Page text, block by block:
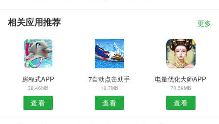
相关应用推荐 更多
房程式APP
38.46MB
查看
7自动点击助手
18.7MB
查看
电量优化大师APP
70.59MB
查看